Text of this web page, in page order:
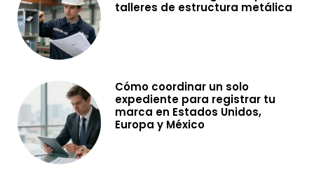
talleres de estructura metálica
Cómo coordinar un solo
expediente para registrar tu
marca en Estados Unidos,
Europa y México